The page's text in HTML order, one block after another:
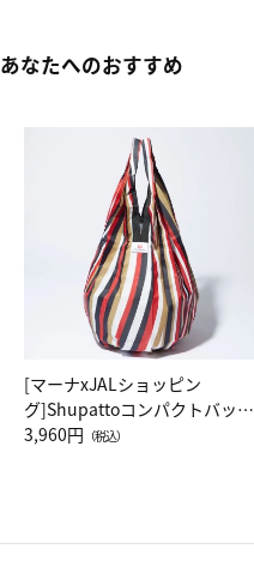
あなたへのおすすめ
[マーナxJALショッピン
グ]Shupattoコンパクトバッグ
Drop JAL客室乗務員（LC）ス
3,960円 （税込）